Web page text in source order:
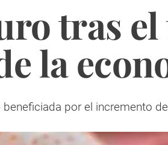
tras
la
por el incremento